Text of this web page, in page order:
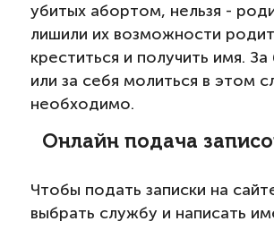
убитых абортом, нельзя -
лишили их возможности
креститься и получить имя. За
или за себя молиться в этом
необходимо.
Онлайн подача
Чтобы подать записки на
выбрать службу и написать